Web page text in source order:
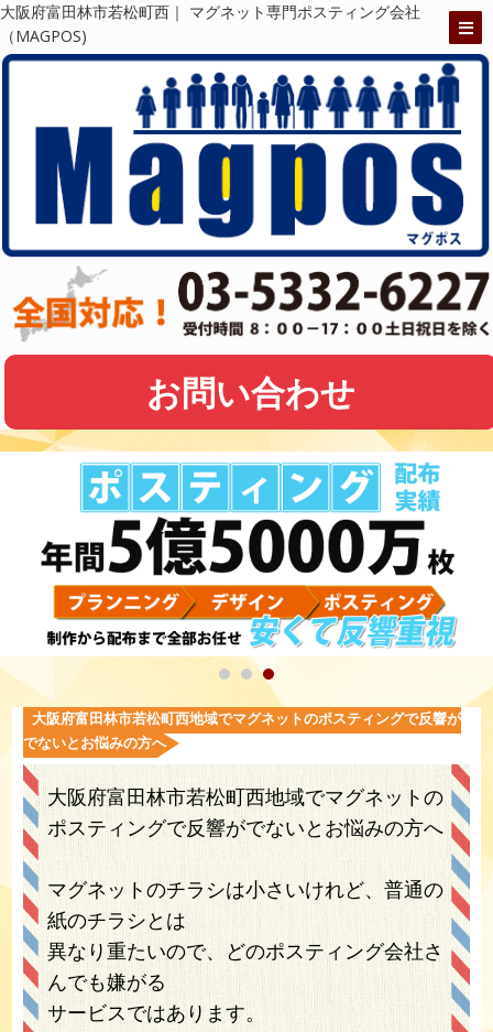
大阪府富田林市若松町西｜ マグネット専門ポスティング会社
（MAGPOS)
お問い合わせ
大阪府富田林市若松町西地域でマグネットのポスティングで反響が
でないとお悩みの方へ
大阪府富田林市若松町西地域でマグネットの
ポスティングで反響がでないとお悩みの方へ
マグネットのチラシは小さいけれど、普通の
紙のチラシとは
異なり重たいので、どのポスティング会社さ
んでも嫌がる
サービスではあります。